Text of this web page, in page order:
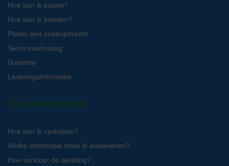
Hoe kan ik kopen?
Hoe kan ik betalen?
Plaats een zoekopdracht
Serviceaanvraag
Garantie
Leveringsinformatie
Verkopersinformatie
Hoe kan ik verkopen?
Welke informatie moet ik aanleveren?
Hoe verloopt de betaling?